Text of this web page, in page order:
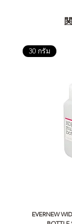
30 กรัม
EVERNEW